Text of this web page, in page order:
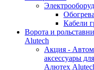
Кабели
Ворота и
Alutech
Акция -
аксессуары
Алютех